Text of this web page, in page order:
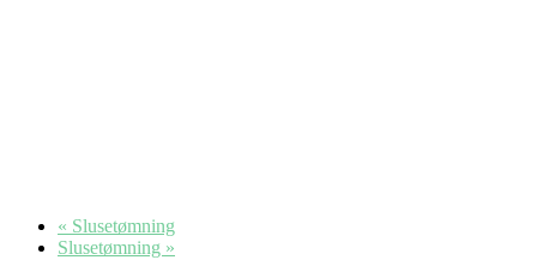
« Slusetømning
Slusetømning »